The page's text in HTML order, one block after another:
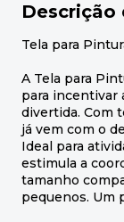
Tela para
A Tela para
para incentivar
divertida. Com
já vem com o
Ideal para
estimula a
tamanho
pequenos. Um